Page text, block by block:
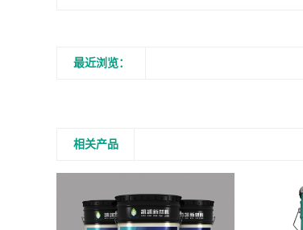
最近浏览：
相关产品